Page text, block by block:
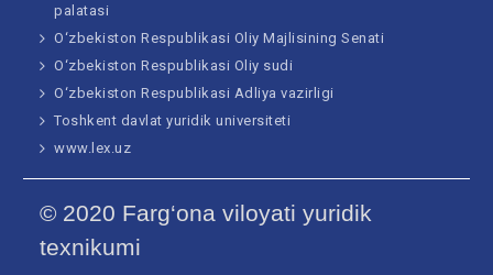
palatasi
O‘zbekiston Respublikasi Oliy Majlisining Senati
O‘zbekiston Respublikasi Oliy sudi
O‘zbekiston Respublikasi Adliya vazirligi
Toshkent davlat yuridik universiteti
www.lex.uz
© 2020 Farg‘ona viloyati yuridik
texnikumi